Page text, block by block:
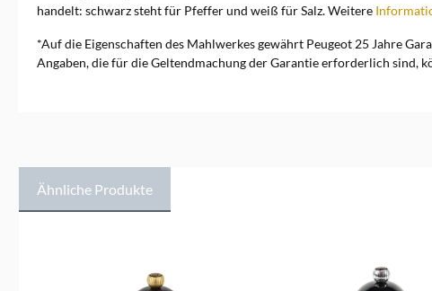
handelt: schwarz steht für Pfeffer und weiß für Salz. Weitere
*Auf die Eigenschaften des Mahlwerkes gewährt Peugeot 25 Jahre
Angaben, die für die Geltendmachung der Garantie erforderlich sind,
Ähnliche Produkte